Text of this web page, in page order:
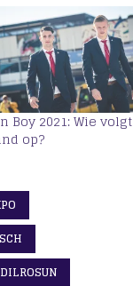
Boy 2021: Wie volgt
op?